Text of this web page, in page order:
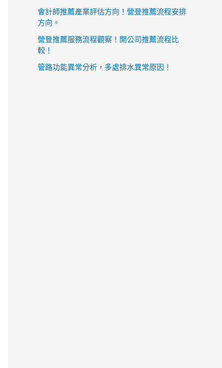
會計師推薦產業評估方向！營登推薦流程安排
方向。
營登推薦服務流程觀察！開公司推薦流程比
較！
管路功能異常分析，多處排水異常原因！